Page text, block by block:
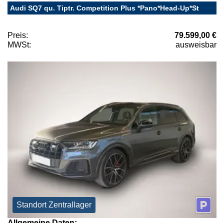
Audi SQ7 qu. Tiptr. Competition Plus *Pano*Head-Up*St
Preis:
79.599,00 €
MWSt:
ausweisbar
Standort Zentrallager